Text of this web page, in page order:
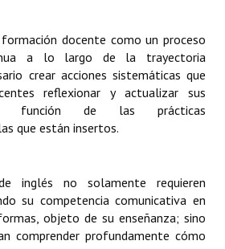
- Registro
docente como un proceso
a lo largo de la trayectoria
crear acciones sistemáticas que
reflexionar y actualizar sus
función de las prácticas
que están insertos.
inglés no solamente requieren
su competencia comunicativa en
objeto de su enseñanza; sino
comprender profundamente cómo